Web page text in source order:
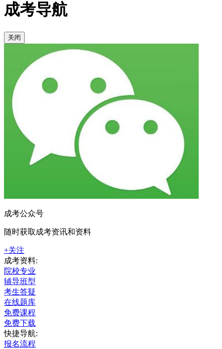
成考导航
关闭
成考公众号
随时获取成考资讯和资料
+关注
成考资料:
院校专业
辅导班型
考生答疑
在线题库
免费课程
免费下载
快捷导航:
报名流程